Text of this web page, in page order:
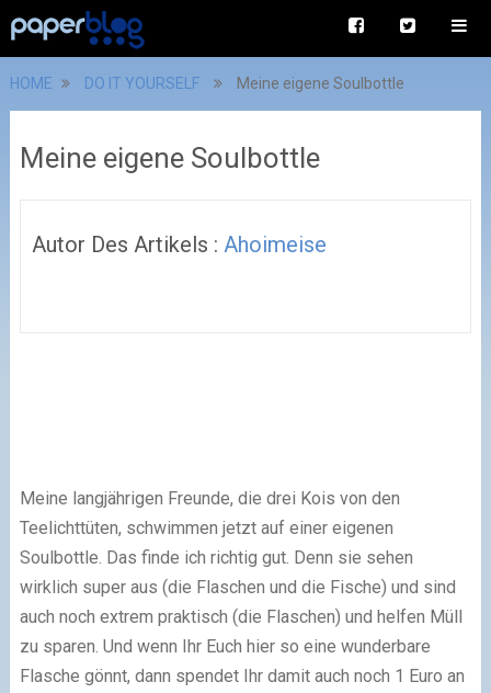
HOME DO IT YOURSELF Meine eigene Soulbottle
Meine eigene Soulbottle
Autor Des Artikels : Ahoimeise
Meine langjährigen Freunde, die drei Kois von den
Teelichttüten, schwimmen jetzt auf einer eigenen
Soulbottle. Das finde ich richtig gut. Denn sie sehen
wirklich super aus (die Flaschen und die Fische) und sind
auch noch extrem praktisch (die Flaschen) und helfen Müll
zu sparen. Und wenn Ihr Euch hier so eine wunderbare
Flasche gönnt, dann spendet Ihr damit auch noch 1 Euro an